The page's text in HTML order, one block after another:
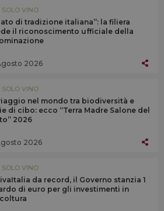
SOLO VINO
di tradizione italiana”: la filiera
il riconoscimento ufficiale della
2026
SOLO VINO
nel mondo tra biodiversità e
di cibo: ecco “Terra Madre Salone del
2026
2026
SOLO VINO
da record, il Governo stanzia 1
di euro per gli investimenti in